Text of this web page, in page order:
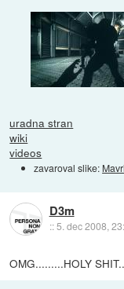
uradna stran
wiki
videos
zavaroval slike:
D3m
::5. dec 2008,
OMG.........HOLY